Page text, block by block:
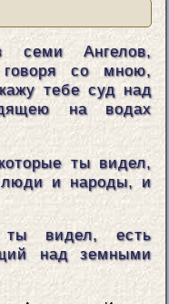
Ангелов,
со мною,
тебе суд над
на водах
ты видел,
люди и народы, и
видел, есть
над земными